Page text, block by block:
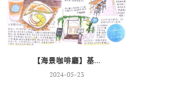
【海景咖啡廳】基...
2024-05-23